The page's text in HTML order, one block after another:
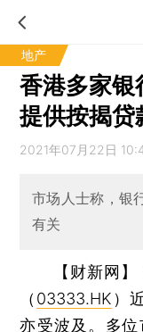
地产
香港多家银
提供按揭贷
2021年07月22日
市场人士称，银
有关
【财新网
（ 03333.HK ）
亦受波及。多